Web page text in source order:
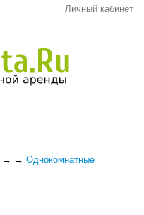
Личный кабинет
→ → Однокомнатные